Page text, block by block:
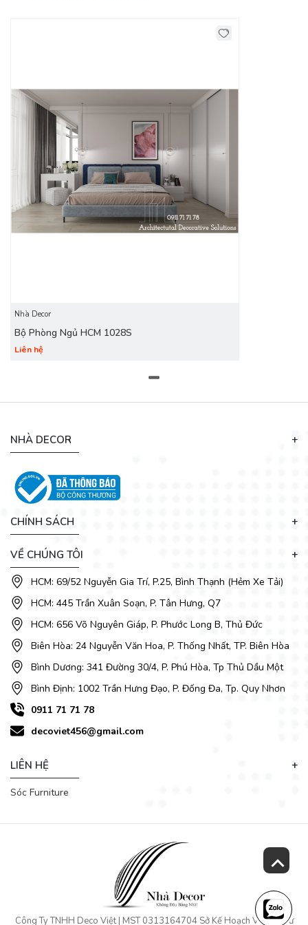
thật kỹ lưỡng, tỉ mỷ để tạo thành một không gian đẹp đến
ngủtại
đại cho không gian phòng ngủ.
Nhà Decor
Bộ Phòng Ngủ HCM 1028S
Liên hệ
NHÀ DECOR
CHÍNH SÁCH
VỀ CHÚNG TÔI
HCM: 69/52 Nguyễn Gia Trí, P.25, Bình Thạnh (Hẻm Xe Tải)
HCM: 445 Trần Xuân Soạn, P. Tân Hưng, Q7
HCM: 656 Võ Nguyên Giáp, P. Phước Long B, Thủ Đức
Biên Hòa: 24 Nguyễn Văn Hoa, P. Thống Nhất, TP. Biên Hòa
Bình Dương: 341 Đường 30/4, P. Phú Hòa, Tp Thủ Dầu Một
Bình Định: 1002 Trần Hưng Đạo, P. Đống Đa, Tp. Quy Nhơn
0911 71 71 78
decoviet456@gmail.com
LIÊN HỆ
Sóc Furniture
Công Ty TNHH Deco Việt | MST 0313164704 Sở Kế Hoạch Và Đầu Tư